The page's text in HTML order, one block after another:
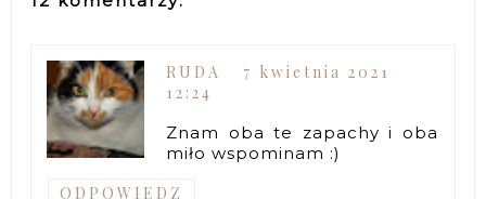
RUDA
7 kwietnia 2021
12:24
Znam oba te zapachy i oba
miło wspominam :)
ODPOWIEDZ